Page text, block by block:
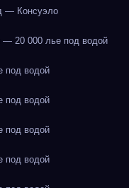
— Консуэло
20 000 лье под водой
водой
водой
водой
водой